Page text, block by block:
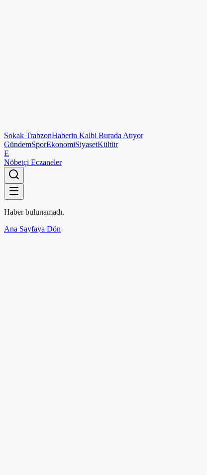
Sokak TrabzonHaberin Kalbi Burada Atıyor
GündemSporEkonomiSiyasetKültür
E
Nöbetçi Eczaneler
Haber bulunamadı.
Ana Sayfaya Dön